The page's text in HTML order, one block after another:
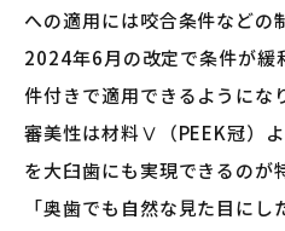
への適用には咬合条件などの
2024年6月の改定で条件が緩
件付きで適用できるようにな
審美性は材料Ⅴ（PEEK冠）
を大臼歯にも実現できるのが
「奥歯でも自然な見た目に